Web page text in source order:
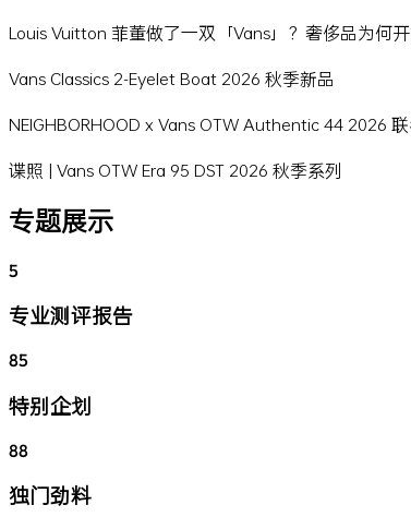
Louis Vuitton 菲董做了一双「Vans」？奢侈品为何
Vans Classics 2-Eyelet Boat 2026 秋季新品
NEIGHBORHOOD x Vans OTW Authentic 44 2026
谍照 | Vans OTW Era 95 DST 2026 秋季系列
专题展示
5
专业测评报告
85
特别企划
88
独门劲料